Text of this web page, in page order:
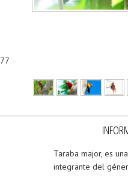
Taraba major, es
integrante del